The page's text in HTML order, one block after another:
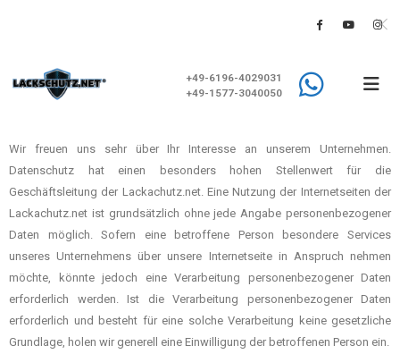
+49-6196-4029031
+49-1577-3040050
Wir freuen uns sehr über Ihr Interesse an unserem Unternehmen.
Datenschutz hat einen besonders hohen Stellenwert für die
Geschäftsleitung der Lackachutz.net. Eine Nutzung der Internetseiten der
Lackachutz.net ist grundsätzlich ohne jede Angabe personenbezogener
Daten möglich. Sofern eine betroffene Person besondere Services
unseres Unternehmens über unsere Internetseite in Anspruch nehmen
möchte, könnte jedoch eine Verarbeitung personenbezogener Daten
erforderlich werden. Ist die Verarbeitung personenbezogener Daten
erforderlich und besteht für eine solche Verarbeitung keine gesetzliche
Grundlage, holen wir generell eine Einwilligung der betroffenen Person ein.